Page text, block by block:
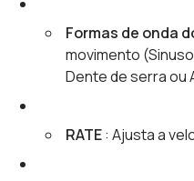
Formas de onda
movimento
Dente de serra ou
RATE: Ajusta a